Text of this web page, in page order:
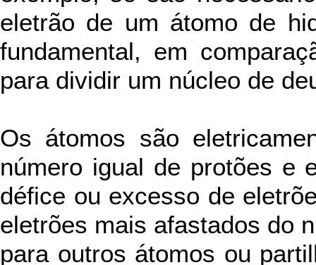
eletrão de um átomo de
fundamental, em
para dividir um núcleo de
Os átomos são
número igual de protões e
défice ou excesso de
eletrões mais afastados do
para outros átomos ou